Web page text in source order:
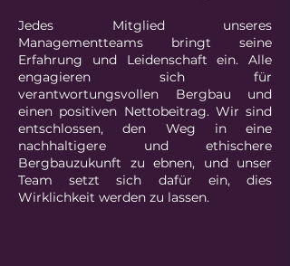
Jedes Mitglied unseres
Managementteams bringt seine
Erfahrung und Leidenschaft ein. Alle
engagieren sich für
verantwortungsvollen Bergbau und
einen positiven Nettobeitrag. Wir sind
entschlossen, den Weg in eine
nachhaltigere und ethischere
Bergbauzukunft zu ebnen, und unser
Team setzt sich dafür ein, dies
Wirklichkeit werden zu lassen.